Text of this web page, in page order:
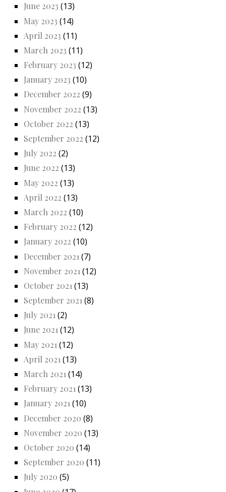
June 2023 (13)
May 2023 (14)
April 2023 (11)
March 2023 (11)
February 2023 (12)
January 2023 (10)
December 2022 (9)
November 2022 (13)
October 2022 (13)
September 2022 (12)
July 2022 (2)
June 2022 (13)
May 2022 (13)
April 2022 (13)
March 2022 (10)
February 2022 (12)
January 2022 (10)
December 2021 (7)
November 2021 (12)
October 2021 (13)
September 2021 (8)
July 2021(2)
June 2021(12)
May 2021 (12)
April 2021 (13)
March 2021 (14)
February 2021(13)
January 2021(10)
December 2020 (8)
November 2020 (13)
October 2020 (14)
September 2020 (11)
July 2020 (5)